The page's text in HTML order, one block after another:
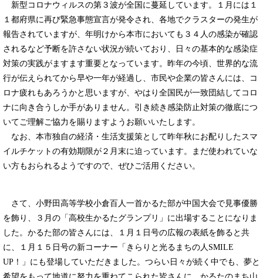
新型コロナウィルスの第３波が全国に蔓延しています。１月には１
１都府県に再び緊急事態宣言が発令され、各地でクラスターの発生が
報告されていますが、年明けから本市においても３４人の感染が確認
されるなど予断を許さない状況が続いており、日々の基本的な感染症
対策の実践がますます重要となっています。昨年の今頃、世界的な流
行が伝えられてから早や一年が経過し、市民や企業の皆さんには、コ
ロナ疲れもあろうかと思いますが、やはり全国民が一致団結してコロ
ナに向き合うしか手がありません。引き続き感染防止対策の徹底につ
いてご理解ご協力を賜りますようお願いいたします。
なお、本市独自の経済・生活支援策として昨年秋にお配りしたスマ
イルチケットの有効期限が２月末に迫っています。まだ使われていな
い方もおられるようですので、ぜひご活用ください。
さて、小野田高等学校小倉百人一首かるた部が中国大会で見事優勝
を飾り、３月の「高校生かるたグランプリ」に出場することになりま
した。かるた部の皆さんには、１月１日号の広報の表紙を飾ると共
に、１月１５日号の新コーナー「きらりと光るまちの人SMILE
UP！」にも登場していただきました。つらい日々が続く中でも、夢と